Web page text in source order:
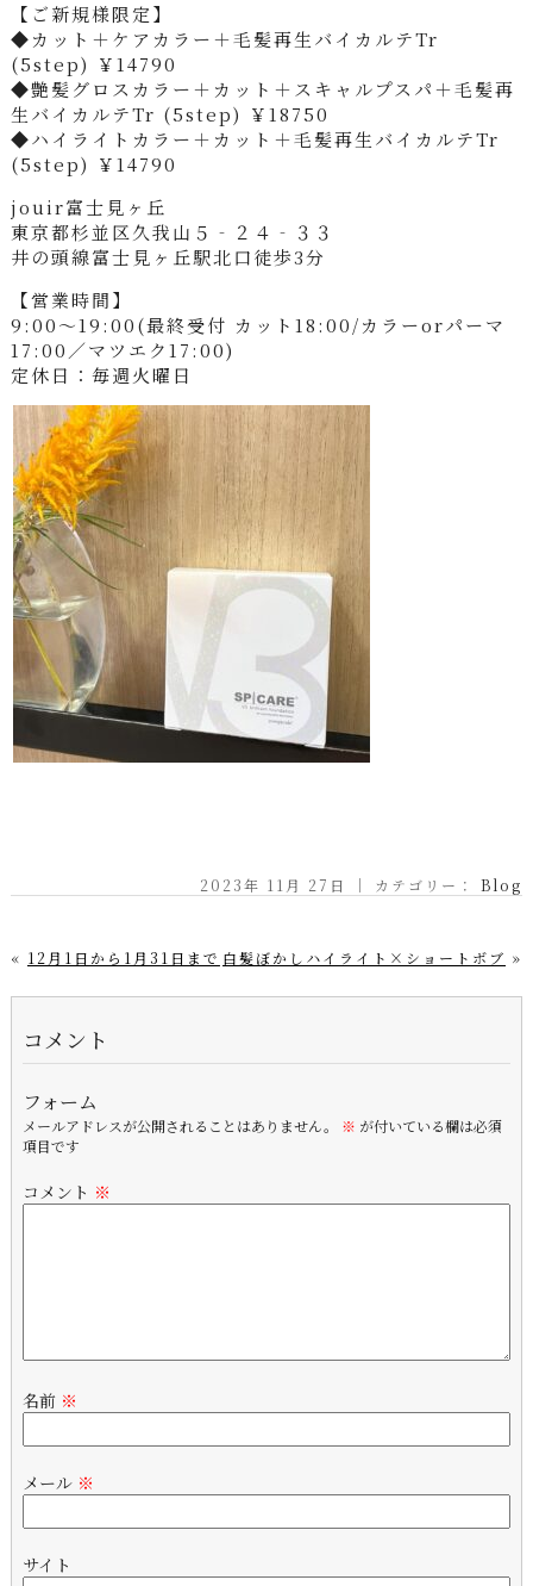
【ご新規様限定】
◆カット＋ケアカラー＋毛髪再生バイカルテTr
(5step) ￥14790
◆艶髪グロスカラー＋カット＋スキャルプスパ＋毛髪再
生バイカルテTr (5step) ￥18750
◆ハイライトカラー＋カット＋毛髪再生バイカルテTr
(5step) ￥14790
jouir富士見ヶ丘
東京都杉並区久我山５‐２４‐３３
井の頭線富士見ヶ丘駅北口徒歩3分
【営業時間】
9:00～19:00(最終受付 カット18:00/カラーorパーマ
17:00／マツエク17:00)
定休日：毎週火曜日
2023年 11月 27日 ｜ カテゴリー：Blog
« 12月1日から1月31日まで 白髪ぼかしハイライト×ショートボブ »
コメント
フォーム
メールアドレスが公開されることはありません。 ※ が付いている欄は必須
項目です
コメント ※
名前 ※
メール ※
サイト